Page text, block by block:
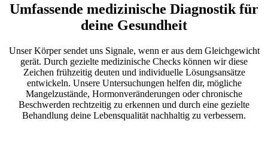
Umfassende medizinische Diagnostik für
deine Gesundheit
Unser Körper sendet uns Signale, wenn er aus dem Gleichgewicht
gerät. Durch gezielte medizinische Checks können wir diese
Zeichen frühzeitig deuten und individuelle Lösungsansätze
entwickeln. Unsere Untersuchungen helfen dir, mögliche
Mangelzustände, Hormonveränderungen oder chronische
Beschwerden rechtzeitig zu erkennen und durch eine gezielte
Behandlung deine Lebensqualität nachhaltig zu verbessern.